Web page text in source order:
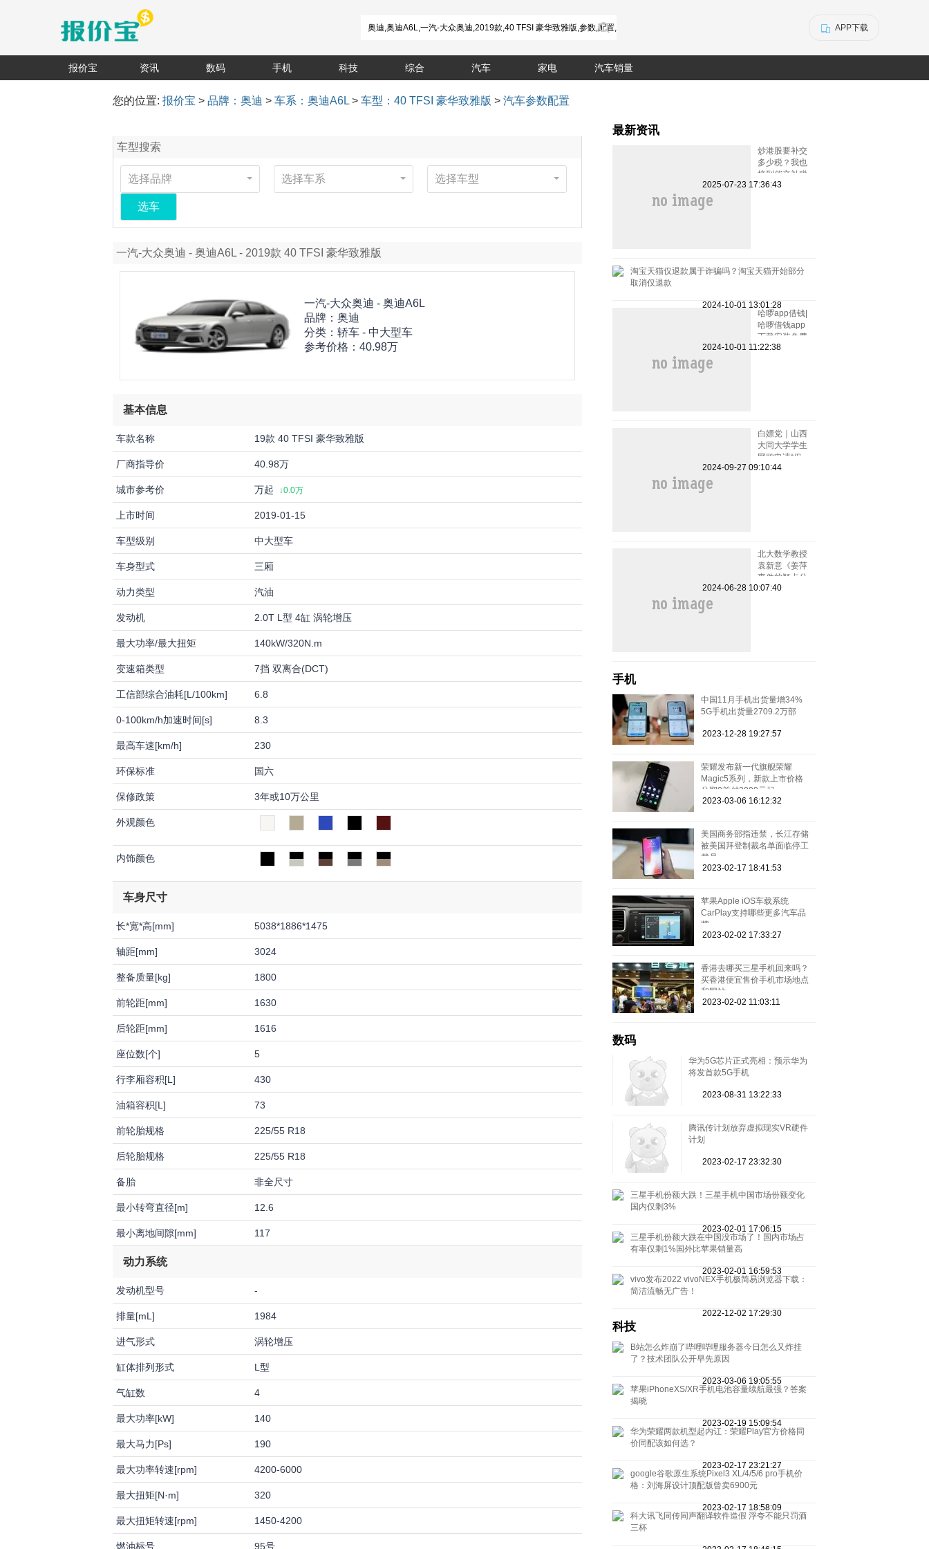
APP下载
报价宝 资讯 数码 手机 科技 综合 汽车 家电 汽车销量
您的位置:报价宝 >品牌：奥迪 >车系：奥迪A6L >车型：40 TFSI 豪华致雅版 >汽车参数配置
车型搜索
选择品牌 选择车系 选择车型
选车
一汽-大众奥迪 - 奥迪A6L - 2019款 40 TFSI 豪华致雅版
一汽-大众奥迪 - 奥迪A6L
品牌： 奥迪
分类：轿车 - 中大型车
参考价格： 40.98万
基本信息
车款名称 19款 40 TFSI 豪华致雅版
厂商指导价 40.98万
城市参考价 万起 ↓0.0万
上市时间 2019-01-15
车型级别 中大型车
车身型式 三厢
动力类型 汽油
发动机 2.0T L型 4缸 涡轮增压
最大功率/最大扭矩 140kW/320N.m
变速箱类型 7挡 双离合(DCT)
工信部综合油耗[L/100km] 6.8
0-100km/h加速时间[s] 8.3
最高车速[km/h] 230
环保标准 国六
保修政策 3年或10万公里
外观颜色
内饰颜色
车身尺寸
长*宽*高[mm] 5038*1886*1475
轴距[mm] 3024
整备质量[kg] 1800
前轮距[mm] 1630
后轮距[mm] 1616
座位数[个] 5
行李厢容积[L] 430
油箱容积[L] 73
前轮胎规格 225/55 R18
后轮胎规格 225/55 R18
备胎 非全尺寸
最小转弯直径[m] 12.6
最小离地间隙[mm] 117
动力系统
发动机型号 -
排量[mL] 1984
进气形式 涡轮增压
缸体排列形式 L型
气缸数 4
最大功率[kW] 140
最大马力[Ps] 190
最大功率转速[rpm] 4200-6000
最大扭矩[N·m] 320
最大扭矩转速[rpm] 1450-4200
燃油标号 95号
最新资讯
炒港股要补交
多少税？我也
接到催交补税
特别行动的电
2025-07-23 17:36:43
淘宝天猫仅退款属于诈骗吗？淘宝天猫开始部分
取消仅退款
2024-10-01 13:01:28
哈啰app借钱|
哈啰借钱app
下载安装免费
小小上当和电
2024-10-01 11:22:38
白嫖党｜山西
大同大学学生
网购申请“仅
退款”被拒骂
2024-09-27 09:10:44
北大数学教授
袁新意《姜萍
事件的疑点分
析》点评姜萍
2024-06-28 10:07:40
手机
中国11月手机出货量增34%
5G手机出货量2709.2万部
2023-12-28 19:27:57
荣耀发布新一代旗舰荣耀
Magic5系列，新款上市价格
分期0首付3999元起
2023-03-06 16:12:32
美国商务部指违禁，长江存储
被美国拜登制裁名单面临停工
裁员
2023-02-17 18:41:53
苹果Apple iOS车载系统
CarPlay支持哪些更多汽车品
牌
2023-02-02 17:33:27
香港去哪买三星手机回来吗？
买香港便宜售价手机市场地点
和网站
2023-02-02 11:03:11
数码
华为5G芯片正式亮相：预示华为
将发首款5G手机
2023-08-31 13:22:33
腾讯传计划放弃虚拟现实VR硬件
计划
2023-02-17 23:32:30
三星手机份额大跌！三星手机中国市场份额变化
国内仅剩3%
2023-02-01 17:06:15
三星手机份额大跌在中国没市场了！国内市场占
有率仅剩1%国外比苹果销量高
2023-02-01 16:59:53
vivo发布2022 vivoNEX手机极简易浏览器下载：
简洁流畅无广告！
2022-12-02 17:29:30
科技
B站怎么炸崩了哔哩哔哩服务器今日怎么又炸挂
了？技术团队公开早先原因
2023-03-06 19:05:55
苹果iPhoneXS/XR手机电池容量续航最强？答案
揭晓
2023-02-19 15:09:54
华为荣耀两款机型起内讧：荣耀Play官方价格同
价同配该如何选？
2023-02-17 23:21:27
google谷歌原生系统Pixel3 XL/4/5/6 pro手机价
格：刘海屏设计顶配版曾卖6900元
2023-02-17 18:58:09
科大讯飞同传同声翻译软件造假 浮夸不能只罚酒
三杯